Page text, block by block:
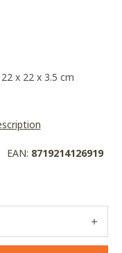
x 22 x 3.5 cm
EAN: 8719214126919